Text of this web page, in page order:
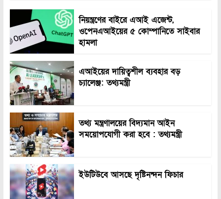
নিয়ন্ত্রণের বাইরে এআই এজেন্ট,
ওপেনএআইয়ের ৫ কোম্পানিতে সাইবার
হামলা
এআইয়ের দায়িত্বশীল ব্যবহার বড়
চ্যালেঞ্জ: তথ্যমন্ত্রী
তথ্য মন্ত্রণালয়ের বিদ্যমান আইন
সময়োপযোগী করা হবে : তথ্যমন্ত্রী
ইউটিউবে আসছে দৃষ্টিনন্দন ফিচার